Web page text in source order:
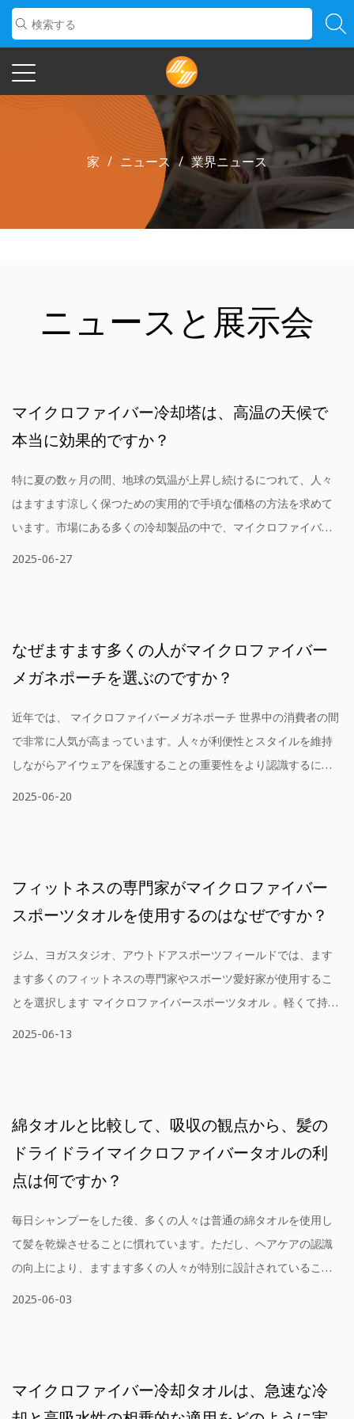
家 / ニュース / 業界ニュース
ニュースと展示会
マイクロファイバー冷却塔は、高温の天候で
本当に効果的ですか？
特に夏の数ヶ月の間、地球の気温が上昇し続けるにつれて、人々
はますます涼しく保つための実用的で手頃な価格の方法を求めて
います。市場にある多くの冷却製品の中で、マイクロファイバー
2025-06-27
なぜますます多くの人がマイクロファイバー
メガネポーチを選ぶのですか？
近年では、 マイクロファイバーメガネポーチ 世界中の消費者の間
で非常に人気が高まっています。人々が利便性とスタイルを維持
しながらアイウェアを保護することの重要性をより認識するにつ
2025-06-20
フィットネスの専門家がマイクロファイバー
スポーツタオルを使用するのはなぜですか？
ジム、ヨガスタジオ、アウトドアスポーツフィールドでは、ます
ます多くのフィットネスの専門家やスポーツ愛好家が使用するこ
とを選択します マイクロファイバースポーツタオル 。軽くて持ち
2025-06-13
綿タオルと比較して、吸収の観点から、髪の
ドライドライマイクロファイバータオルの利
点は何ですか？
毎日シャンプーをした後、多くの人々は普通の綿タオルを使用し
て髪を乾燥させることに慣れています。ただし、ヘアケアの認識
の向上により、ますます多くの人々が特別に設計されていること
2025-06-03
マイクロファイバー冷却タオルは、急速な冷